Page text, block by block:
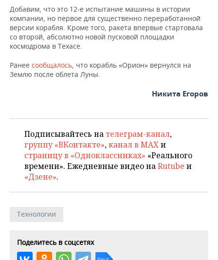
ВОДНЫЕ ВИДЫ СПОРТА
ХОККЕЙ С МЯЧОМ
ОБРАЗОВАНИЕ
ПРОИСШЕСТВИЯ
Добавим, что это 12-е испытание машины в истории
компании, но первое для существенно переработанной
версии корабля. Кроме того, ракета впервые стартовала
со второй, абсолютно новой пусковой площадки
космодрома в Техасе.
Ранее сообщалось, что корабль «Орион» вернулся на
Землю после облета Луны.
Никита Егоров
Подписывайтесь на телеграм-канал,
группу «ВКонтакте»,канал в MAXи
страницу в «Одноклассниках» «Реального
времени». Ежедневные видео наRutube и
«Дзене».
Технологии
Поделитесь в соцсетях